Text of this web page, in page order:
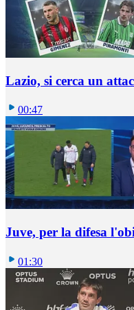
Lazio, si cerca un
00:47
Juve, per la difesa
01:30